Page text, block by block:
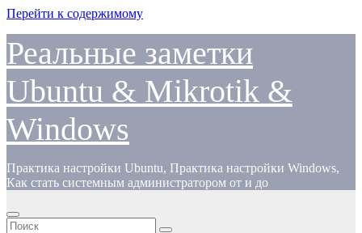
Перейти к содержимому
Реальные заметки
Ubuntu & Mikrotik &
Windows
Практика настройки Ubuntu, Практика настройки Windows,
Как стать системным администратором от и до